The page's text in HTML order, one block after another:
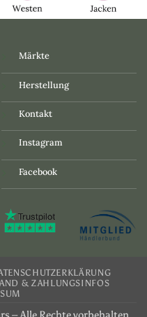
Märkte
Herstellung
Kontakt
Instagram
Facebook
& ZAHLUNGSINFOS